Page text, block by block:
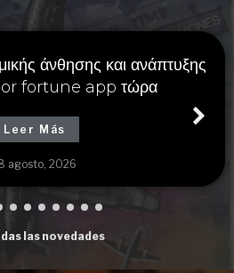
άνθησης και ανάπτυξης
fortune app τώρα
Leer Más
agosto, 2026
las novedades